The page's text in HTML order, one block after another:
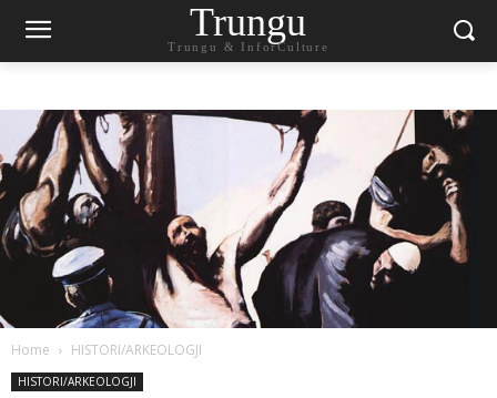
Trungu
Trungu & InforCulture
Home HISTORI/ARKEOLOGJI
HISTORI/ARKEOLOGJI